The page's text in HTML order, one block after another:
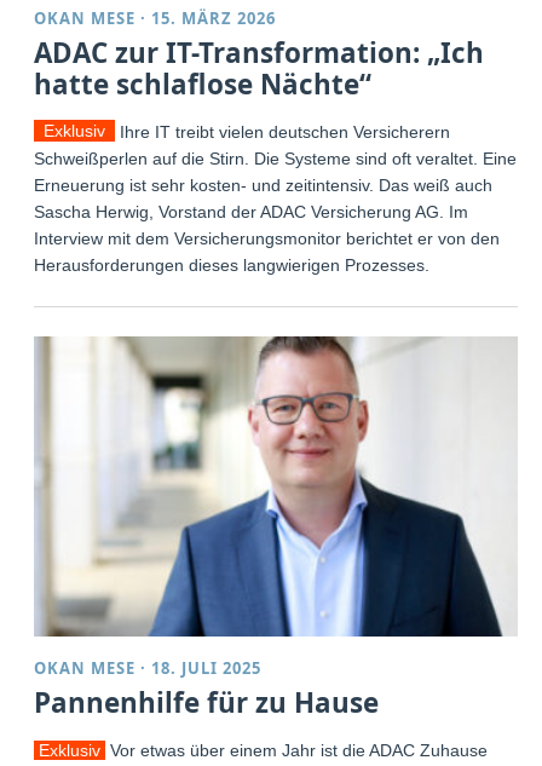
OKAN MESE · 15. MÄRZ 2026
ADAC zur IT-Transformation: „Ich
hatte schlaflose Nächte“
Exklusiv
Ihre IT treibt vielen deutschen Versicherern
Schweißperlen auf die Stirn. Die Systeme sind oft veraltet. Eine
Erneuerung ist sehr kosten- und zeitintensiv. Das weiß auch
Sascha Herwig, Vorstand der ADAC Versicherung AG. Im
Interview mit dem Versicherungsmonitor berichtet er von den
Herausforderungen dieses langwierigen Prozesses.
OKAN MESE · 18. JULI 2025
Pannenhilfe für zu Hause
Exklusiv Vor etwas über einem Jahr ist die ADAC Zuhause